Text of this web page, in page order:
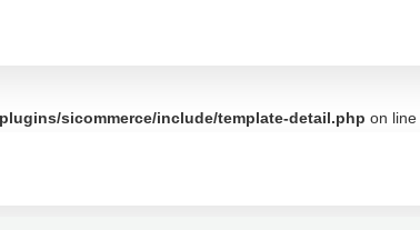
sicommerce/include/template-detail.php on line